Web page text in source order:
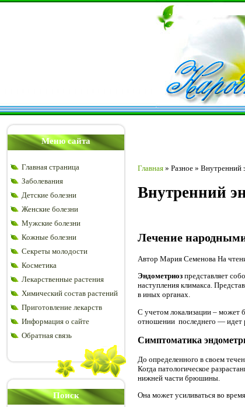
Меню сайта
Главная страница
Заболевания
Детские болезни
Женские болезни
Мужские болезни
Кожные болезни
Секреты молодости
Косметика
Лекарственные растения
Химический состав растений
Приготовление лекарств
Информация о сайте
Обратная связь
Поиск
Главная » Разное » Внутренний
Внутренний
Лечение
Автор Мария Семенова На
Эндометриоз представляет
наступления климакса.
в иных органах.
С учетом локализации – может
отношении последнего — идет
Симптоматика
До определенного в своем
Когда патологическое
нижней части брюшины.
Она может усиливаться во